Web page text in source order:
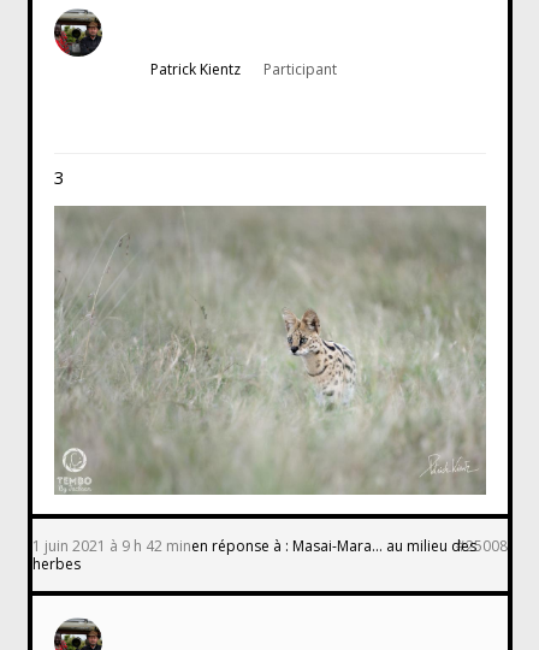
Patrick Kientz Participant
3
1 juin 2021 à 9 h 42 minen réponse à : Masai-Mara… au milieu des
herbes
#25008